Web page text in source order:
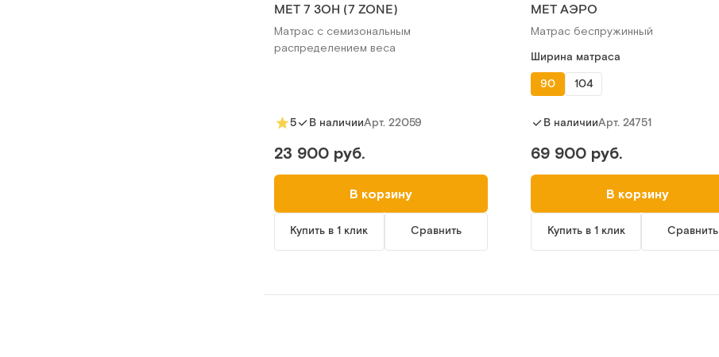
MET 7 ЗОН (7 ZONE)
Матрас c семизональным
распределением веса
5 В наличииАрт. 22059
23 900 руб.
В корзину
Купить в 1 клик Сравнить
МЕТ АЭРО
Матрас беспружинный
Ширина матраса
90
104
В наличииАрт.24751
69 900 руб.
В корзину
Купить в 1 клик Сравнить